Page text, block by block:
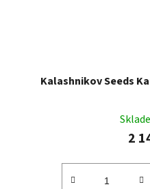
Kalashnikov Seeds
2